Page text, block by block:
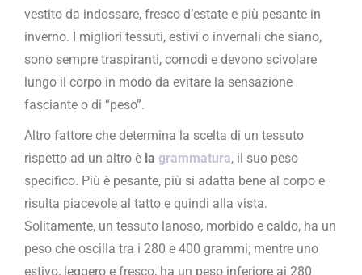
vestito da indossare, fresco d’estate e più pesante in
inverno. I migliori tessuti, estivi o invernali che siano,
sono sempre traspiranti, comodi e devono scivolare
lungo il corpo in modo da evitare la sensazione
fasciante o di “peso”.
Altro fattore che determina la scelta di un tessuto
rispetto ad un altro è la grammatura, il suo peso
specifico. Più è pesante, più si adatta bene al corpo e
risulta piacevole al tatto e quindi alla vista.
Solitamente, un tessuto lanoso, morbido e caldo, ha un
peso che oscilla tra i 280 e 400 grammi; mentre uno
estivo, leggero e fresco, ha un peso inferiore ai 280